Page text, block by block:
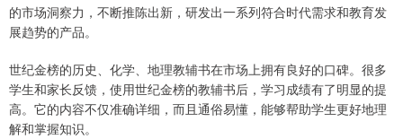
的市场洞察力，不断推陈出新，研发出一系列符合时代需求和教育发
展趋势的产品。
世纪金榜的历史、化学、地理教辅书在市场上拥有良好的口碑。很多
学生和家长反馈，使用世纪金榜的教辅书后，学习成绩有了明显的提
高。它的内容不仅准确详细，而且通俗易懂，能够帮助学生更好地理
解和掌握知识。